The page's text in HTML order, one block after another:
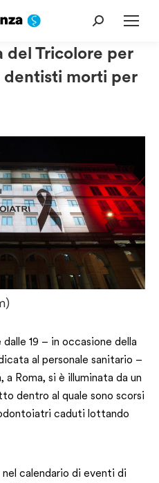
Cerca:
del Tricolore per
morti per
19 – in occasione della
al personale sanitario –
a Roma, si è illuminata da un
dentro al quale sono scorsi
caduti lottando
calendario di eventi di